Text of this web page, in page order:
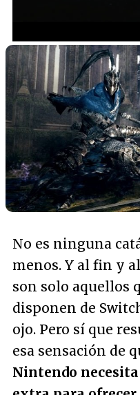
No es ninguna
menos. Y al fin y
son solo aquellos
disponen de
ojo. Pero sí que
esa sensación de
Nintendo